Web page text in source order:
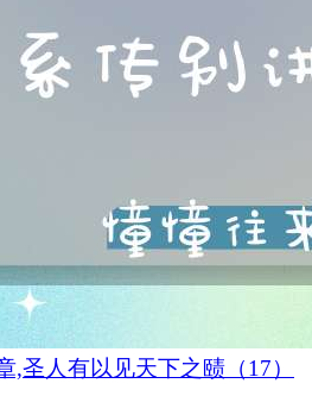
,圣人有以见天下之赜（17）